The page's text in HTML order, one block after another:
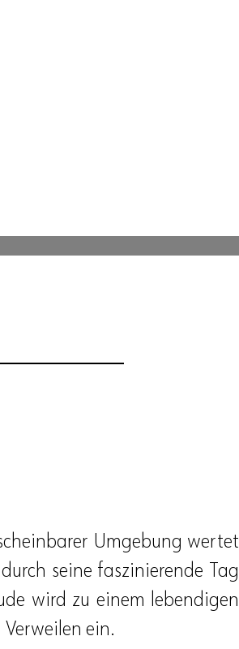
Umgebung wertet
seine faszinierende Tag
wird zu einem lebendigen
ein.